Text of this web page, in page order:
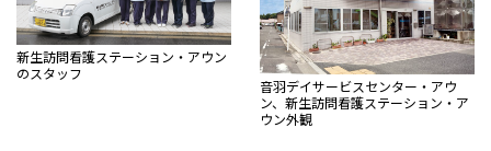
新生訪問看護ステーション・アウン
のスタッフ
音羽デイサービスセンター・アウ
ン、新生訪問看護ステーション・ア
ウン外観